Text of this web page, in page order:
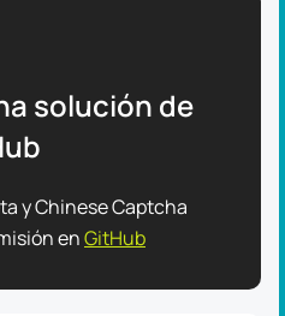
solución de
y Chinese Captcha
enGitHub